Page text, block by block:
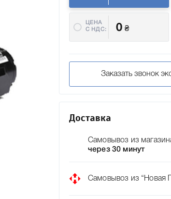
ЦЕНА
C НДС:
0 ₴
Заказать звонок
Доставка
Самовывоз из
через 30 минут
Самовывоз из “Новая